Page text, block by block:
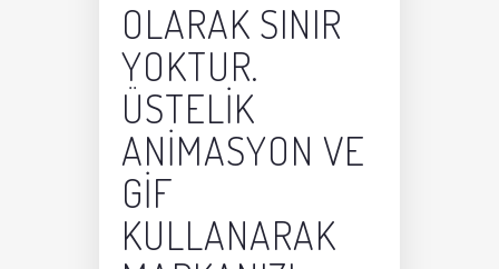
OLARAK SINIR
YOKTUR.
ÜSTELIK
ANIMASYON VE
GIF
KULLANARAK